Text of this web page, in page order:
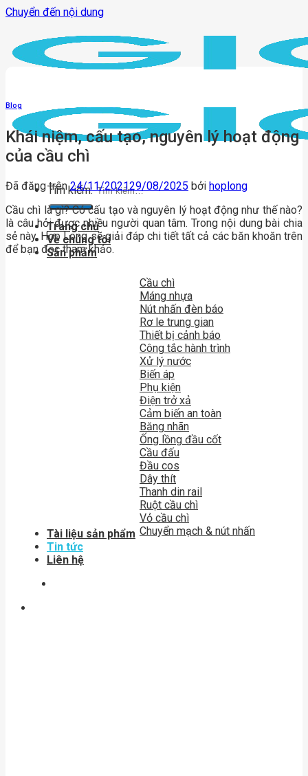
Chuyển đến nội dung
Tìm kiếm:
Trang chủ
Về chúng tôi
Sản phẩm
Cầu chì
Máng nhựa
Nút nhấn đèn báo
Rơ le trung gian
Thiết bị cảnh báo
Công tắc hành trình
Xử lý nước
Biến áp
Phụ kiện
Điện trở xả
Cảm biến an toàn
Băng nhãn
Ống lồng đầu cốt
Cầu đấu
Đầu cos
Dây thít
Thanh din rail
Ruột cầu chì
Vỏ cầu chì
Chuyển mạch & nút nhấn
Tài liệu sản phẩm
Tin tức
Liên hệ
Blog
Khái niệm, cấu tạo, nguyên lý hoạt động
của cầu chì
Đã đăng trên24/11/202129/08/2025 bởi hoplong
Cầu chì là gì? Có cấu tạo và nguyên lý hoạt động như thế nào?
là câu hỏi được nhiều người quan tâm. Trong nội dung bài chia
sẻ này, Hợp Long sẽ giải đáp chi tiết tất cả các băn khoăn trên
để bạn đọc tham khảo.